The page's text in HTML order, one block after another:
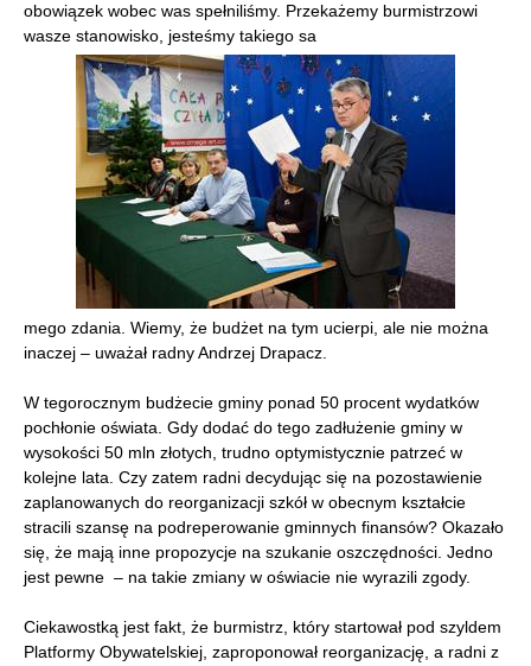
obowiązek wobec was spełniliśmy. Przekażemy burmistrzowi
wasze stanowisko, jesteśmy takiego sa
mego zdania. Wiemy, że budżet na tym ucierpi, ale nie można
inaczej – uważał radny Andrzej Drapacz.
W tegorocznym budżecie gminy ponad 50 procent wydatków
pochłonie oświata. Gdy dodać do tego zadłużenie gminy w
wysokości 50 mln złotych, trudno optymistycznie patrzeć w
kolejne lata. Czy zatem radni decydując się na pozostawienie
zaplanowanych do reorganizacji szkół w obecnym kształcie
stracili szansę na podreperowanie gminnych finansów? Okazało
się, że mają inne propozycje na szukanie oszczędności. Jedno
jest pewne – na takie zmiany w oświacie nie wyrazili zgody.
Ciekawostką jest fakt, że burmistrz, który startował pod szyldem
Platformy Obywatelskiej, zaproponował reorganizację, a radni z